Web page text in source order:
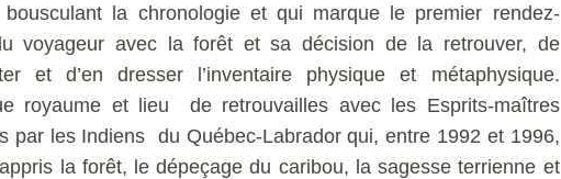
bousculant la chronologie et qui marque le premier rendez-
voyageur avec la forêt et sa décision de la retrouver, de
et d’en dresser l’inventaire physique et métaphysique.
royaume et lieu de retrouvailles avec les Esprits-maîtres
par les Indiens du Québec-Labrador qui, entre 1992 et 1996,
la forêt, le dépeçage du caribou, la sagesse terrienne et